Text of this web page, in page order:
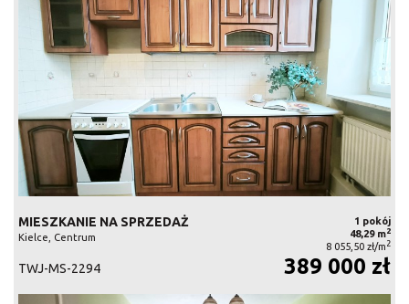
MIESZKANIE NA SPRZEDAŻ
Kielce, Centrum
1 pokój
48,29 m2
8 055,50 zł/m 2
TWJ-MS-2294 389 000 zł